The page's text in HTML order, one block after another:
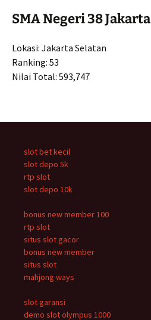
SMA Negeri 38 Jakarta
Lokasi: Jakarta Selatan
Ranking: 53
Nilai Total: 593,747
slot bet kecil
slot depo 5k
rtp slot
slot depo 10k
bonus new member 100
rtp slot
situs slot gacor
bonus new member
situs slot
mahjong ways
slot garansi
demo slot olympus 1000